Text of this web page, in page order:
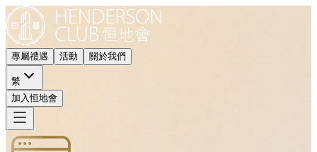
專屬禮遇 活動 關於我們
繁
加入恒地會